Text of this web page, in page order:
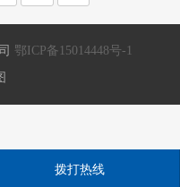
鄂ICP备15014448号-1
拨打热线